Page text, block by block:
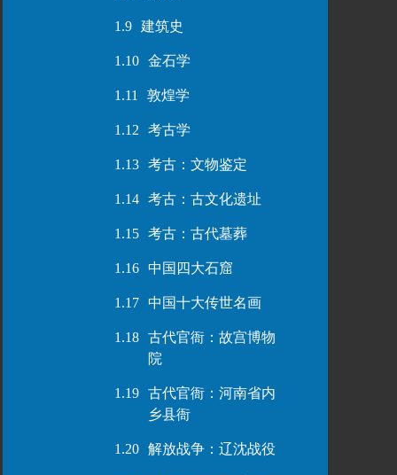
1.9 建筑史
1.10 金石学
1.11 敦煌学
1.12 考古学
1.13 考古：文物鉴定
1.14 考古：古文化遗址
1.15 考古：古代墓葬
1.16 中国四大石窟
1.17 中国十大传世名画
1.18
古代官衙：故宫博物
院
1.19
古代官衙：河南省内
乡县衙
1.20 解放战争：辽沈战役